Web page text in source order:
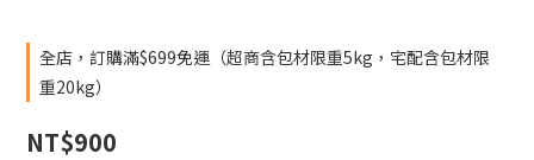
全店，訂購滿$699免運（超商含包材限重5kg，宅配含包材限
重20kg）
NT$900